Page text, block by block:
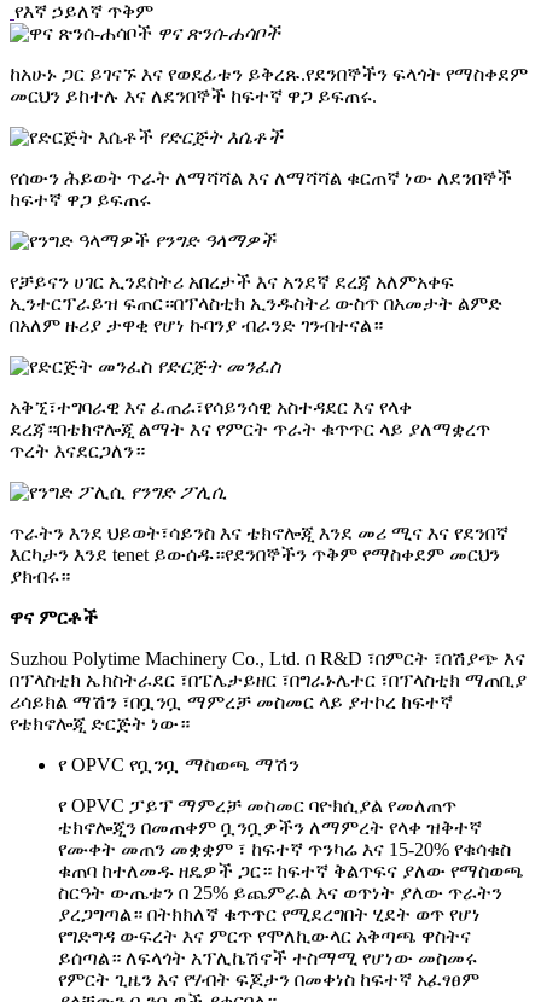
የእኛ ኃይለኛ ጥቅም
ዋና ጽንሰ-ሐሳቦች
ከአሁኑ ጋር ይገናኙ እና የወደፊቱን ይቅረጹ.የደንበኞችን ፍላጎት የማስቀደም
መርህን ይከተሉ እና ለደንበኞች ከፍተኛ ዋጋ ይፍጠሩ.
የድርጅት እሴቶች
የሰውን ሕይወት ጥራት ለማሻሻል እና ለማሻሻል ቁርጠኛ ነው ለደንበኞች
ከፍተኛ ዋጋ ይፍጠሩ
የንግድ ዓላማዎች
የቻይናን ሀገር ኢንደስትሪ አበረታች እና አንደኛ ደረጃ አለምአቀፍ
ኢንተርፕራይዝ ፍጠር።በፕላስቲክ ኢንዱስትሪ ውስጥ በአመታት ልምድ
በአለም ዙሪያ ታዋቂ የሆነ ኩባንያ ብራንድ ገንብተናል።
የድርጅት መንፈስ
አቅኚ፣ተግባራዊ እና ፈጠራ፣የሳይንሳዊ አስተዳደር እና የላቀ
ደረጃ።በቴክኖሎጂ ልማት እና የምርት ጥራት ቁጥጥር ላይ ያለማቋረጥ
ጥረት እናደርጋለን።
የንግድ ፖሊሲ
ጥራትን እንደ ህይወት፣ሳይንስ እና ቴክኖሎጂ እንደ መሪ ሚና እና የደንበኛ
እርካታን እንደ tenet ይውሰዱ።የደንበኞችን ጥቅም የማስቀደም መርህን
ያክብሩ።
ዋና ምርቶች
Suzhou Polytime Machinery Co., Ltd. በ R&D ፣በምርት ፣በሽያጭ እና
በፕላስቲክ ኤክስትራደር ፣በፔሌታይዘር ፣በግራኑሌተር ፣በፕላስቲክ ማጠቢያ
ሪሳይክል ማሽን ፣በቧንቧ ማምረቻ መስመር ላይ ያተኮረ ከፍተኛ
የቴክኖሎጂ ድርጅት ነው።
የ OPVC የቧንቧ ማስወጫ ማሽን
የ OPVC ፓይፕ ማምረቻ መስመር ባዮክሲያል የመለጠጥ
ቴክኖሎጂን በመጠቀም ቧንቧዎችን ለማምረት የላቀ ዝቅተኛ
የሙቀት መጠን መቋቋም ፣ ከፍተኛ ጥንካሬ እና 15-20% የቁሳቁስ
ቁጠባ ከተለመዱ ዘዴዎች ጋር። ከፍተኛ ቅልጥፍና ያለው የማስወጫ
ስርዓት ውጤቱን በ 25% ይጨምራል እና ወጥነት ያለው ጥራትን
ያረጋግጣል። በትክክለኛ ቁጥጥር የሚደረግበት ሂደት ወጥ የሆነ
የግድግዳ ውፍረት እና ምርጥ የሞለኪውላር አቅጣጫ ዋስትና
ይሰጣል። ለፍላጎት አፕሊኬሽኖች ተስማሚ የሆነው መስመሩ
የምርት ጊዜን እና የሃብት ፍጆታን በመቀነስ ከፍተኛ አፈፃፀም